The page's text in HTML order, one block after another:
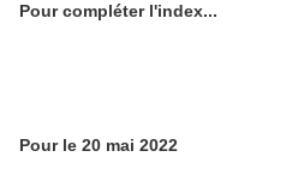
Pour compléter l'index...
Pour le 20 mai 2022